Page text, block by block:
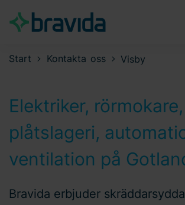
Start Kontakta oss Visby
Elektriker, rörmokare,
plåtslageri,
ventilation på
Bravida erbjuder